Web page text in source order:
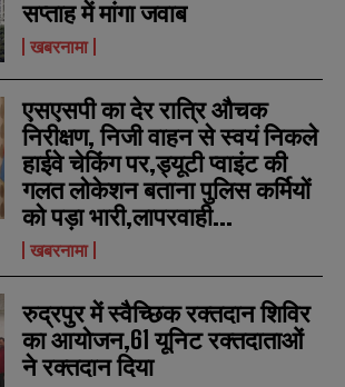
SUBMIT
SUBMIT
सप्ताह में मांगा जवाब
खबरनामा
एसएसपी का देर रात्रि औचक
निरीक्षण, निजी वाहन से स्वयं निकले
हाईवे चेकिंग पर,ड्यूटी प्वाइंट की
गलत लोकेशन बताना पुलिस कर्मियों
को पड़ा भारी,लापरवाही...
खबरनामा
रुद्रपुर में स्वैच्छिक रक्तदान शिविर
का आयोजन,61 यूनिट रक्तदाताओं
ने रक्तदान दिया